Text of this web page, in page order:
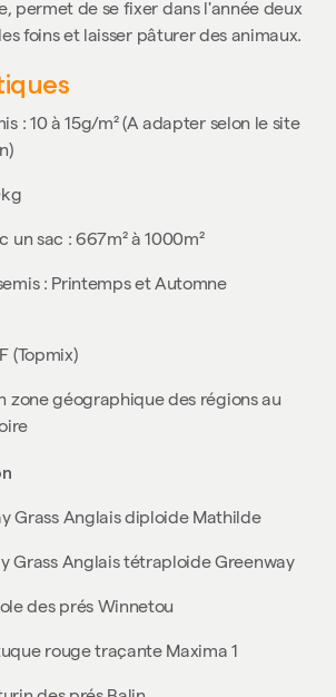
permet de se fixer dans l'année deux
foins et laisser pâturer des animaux.
: 10 à 15g/m² (A adapter selon le site
un sac : 667m² à 1000m²
: Printemps et Automne
(Topmix)
zone géographique des régions au
Grass Anglais diploide Mathilde
Grass Anglais tétraploide Greenway
des prés Winnetou
rouge traçante Maxima 1